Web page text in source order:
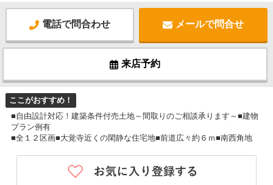
電話で問合わせ メールで問合せ
来店予約
ここがおすすめ！
■自由設計対応！建築条件付売土地～間取りのご相談承ります～■建物
プラン例有
■全１２区画■大覚寺近くの閑静な住宅地■前道広々約６ｍ■南西角地